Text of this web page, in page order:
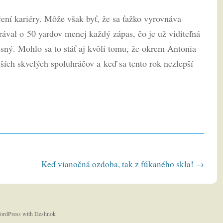
kariéry. Môže však byť, že sa ťažko vyrovnáva
o 50 yardov menej každý zápas, čo je už viditeľná
Mohlo sa to stáť aj kvôli tomu, že okrem Antonia
skvelých spoluhráčov a keď sa tento rok nezlepší
Keď vianočná ozdoba, tak z fúkaného skla! →
with Deshnok